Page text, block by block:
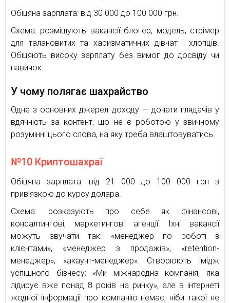
Обіцяна зарплата: від 30 000 до 100 000 грн.
Схема: розміщують вакансії блогер, модель, стрімер
для талановитих та харизматичних дівчат і хлопців.
Обіцяють високу зарплату без вимог до досвіду чи
навичок.
У чому полягає шахрайство
Одне з основних джерел доходу — донати глядачів у
вдячність за контент, що не є роботою у звичному
розумінні цього слова, на яку треба влаштовуватись.
№10 Криптошахраї
Обіцяна зарплата: від 21 000 до 100 000 грн з
прив’язкою до курсу долара.
Схема: розказують про себе як фінансові,
консалтингові, маркетингові агенції. Їхні вакансії
можуть звучати так: «менеджер по роботі з
клієнтами», «менеджер з продажів», «retention-
менеджер», «акаунт-менеджер». Створюють імідж
успішного бізнесу: «Ми міжнародна компанія, яка
лідирує вже понад 8 років на ринку», але в інтернеті
жодної інформації про компанію немає, ніби такої не